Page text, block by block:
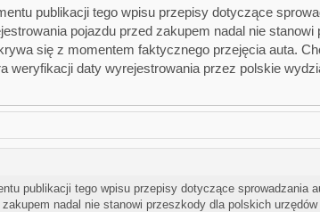
że takie formalności bywają zawiłe, dlatego przy
dokumentów i logistykę, oszczędzając mi stresu z
publikacji tego wpisu przepisy dotyczące
pojazdu przed zakupem nadal nie
się z momentem faktycznego przejęcia auta.
weryfikacji daty wyrejestrowania przez polskie
publikacji tego wpisu przepisy dotyczące sprowadzania
nadal nie stanowi przeszkody dla polskich